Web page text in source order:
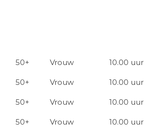
50+ Vrouw 10.00 uur
50+ Vrouw 10.00 uur
50+ Vrouw 10.00 uur
50+ Vrouw 10.00 uur